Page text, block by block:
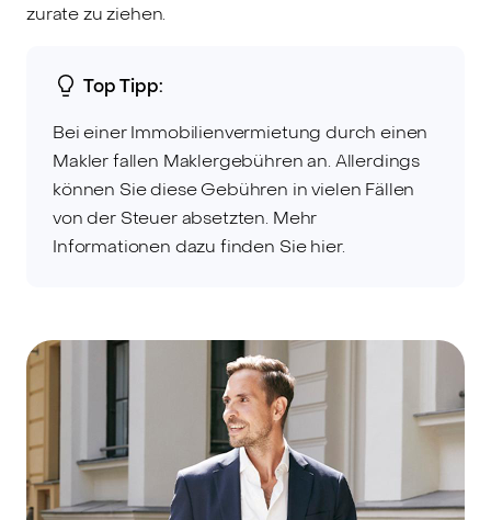
zurate zu ziehen.
Top Tipp:
Bei einer Immobilienvermietung durch einen
Makler fallen Maklergebühren an. Allerdings
können Sie diese Gebühren in vielen Fällen
von der Steuer absetzten. Mehr
Informationen dazu finden Sie hier.